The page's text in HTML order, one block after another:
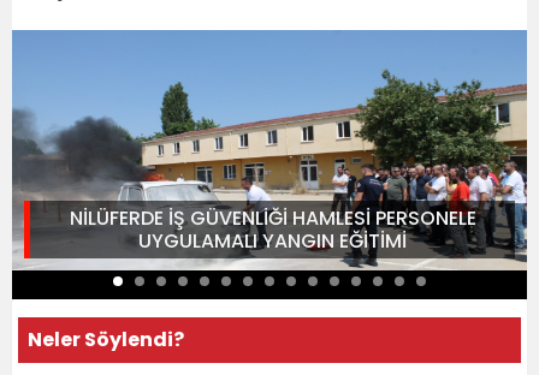
NİLÜFERDE İŞ GÜVENLİĞİ HAMLESİ PERSONELE
UYGULAMALI YANGIN EĞİTİMİ
Neler Söylendi?